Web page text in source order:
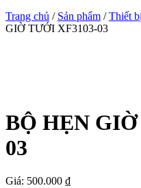
Trang chủ / Sản phẩm /Thiết
GIỜ TƯỚI XF3103-03
BỘ HẸN
03
Giá: 500.000 ₫